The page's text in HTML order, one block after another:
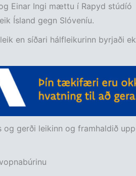
Einar Ingi mættu í Rapyd stúdíó
Ísland gegn Slóveníu.
en síðari hálfleikurinn byrjaði
og gerði leikinn og framhaldið